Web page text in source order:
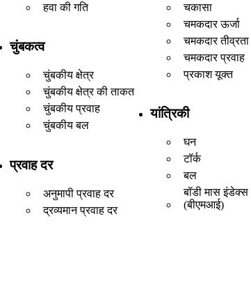
हवा की गति
चुंबकत्व
चुंबकीय क्षेत्र
चुंबकीय क्षेत्र की ताकत
चुंबकीय प्रवाह
चुंबकीय बल
प्रवाह दर
अनुमापी प्रवाह दर
द्रव्यमान प्रवाह दर
चकासा
चमकदार ऊर्जा
चमकदार तीव्रता
चमकदार प्रवाह
प्रकाश यूक्त
यांत्रिकी
घन
टॉर्क
बल
बॉडी मास इंडेक्स
(बीएमआई)